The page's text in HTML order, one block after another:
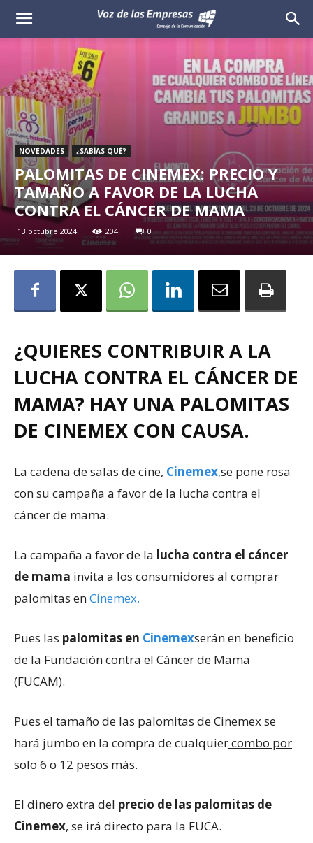
Voz
las
Empresas
NOVEDADES ¿SABÍAS QUÉ?
PALOMITAS DE CINEMEX: PRECIO Y
TAMAÑO A FAVOR DE LA LUCHA
CONTRA EL CÁNCER DE MAMA
13 octubre 2024 204 0
¿QUIERES CONTRIBUIR A LA
LUCHA CONTRA EL CÁNCER DE
MAMA? HAY UNA PALOMITAS
DE CINEMEX CON CAUSA.
La cadena de salas de cine, Cinemex,se pone rosa
con su campaña a favor de la lucha contra el
cáncer de mama.
La campaña a favor de la lucha contra el cáncer
de mama invita a los consumidores al comprar
palomitas enCinemex.
Pues las palomitas en Cinemexserán en beneficio
de la Fundación contra el Cáncer de Mama
(FUCAM).
Pues el tamaño de las palomitas de Cinemex se
hará jumbo en la compra de cualquiercombo por
solo 6 o 12 pesos más.
El dinero extra del precio de las palomitas de
Cinemex, se irá directo para la FUCA.